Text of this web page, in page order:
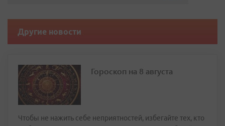
Другие новости
Гороскоп на 8 августа
Чтобы не нажить себе неприятностей, избегайте тех, кто